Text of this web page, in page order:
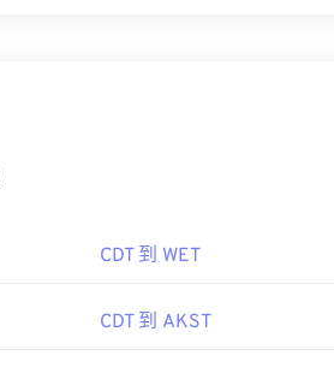
CDT 到 WET
CDT 到 AKST